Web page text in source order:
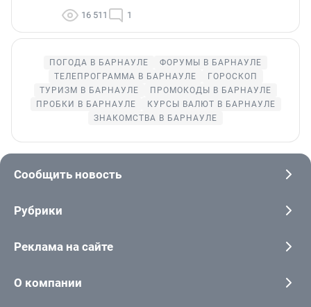
16 511 1
ПОГОДА В БАРНАУЛЕ
ФОРУМЫ В БАРНАУЛЕ
ТЕЛЕПРОГРАММА В БАРНАУЛЕ
ГОРОСКОП
ТУРИЗМ В БАРНАУЛЕ
ПРОМОКОДЫ В БАРНАУЛЕ
ПРОБКИ В БАРНАУЛЕ
КУРСЫ ВАЛЮТ В БАРНАУЛЕ
ЗНАКОМСТВА В БАРНАУЛЕ
Сообщить новость
Рубрики
Реклама на сайте
О компании